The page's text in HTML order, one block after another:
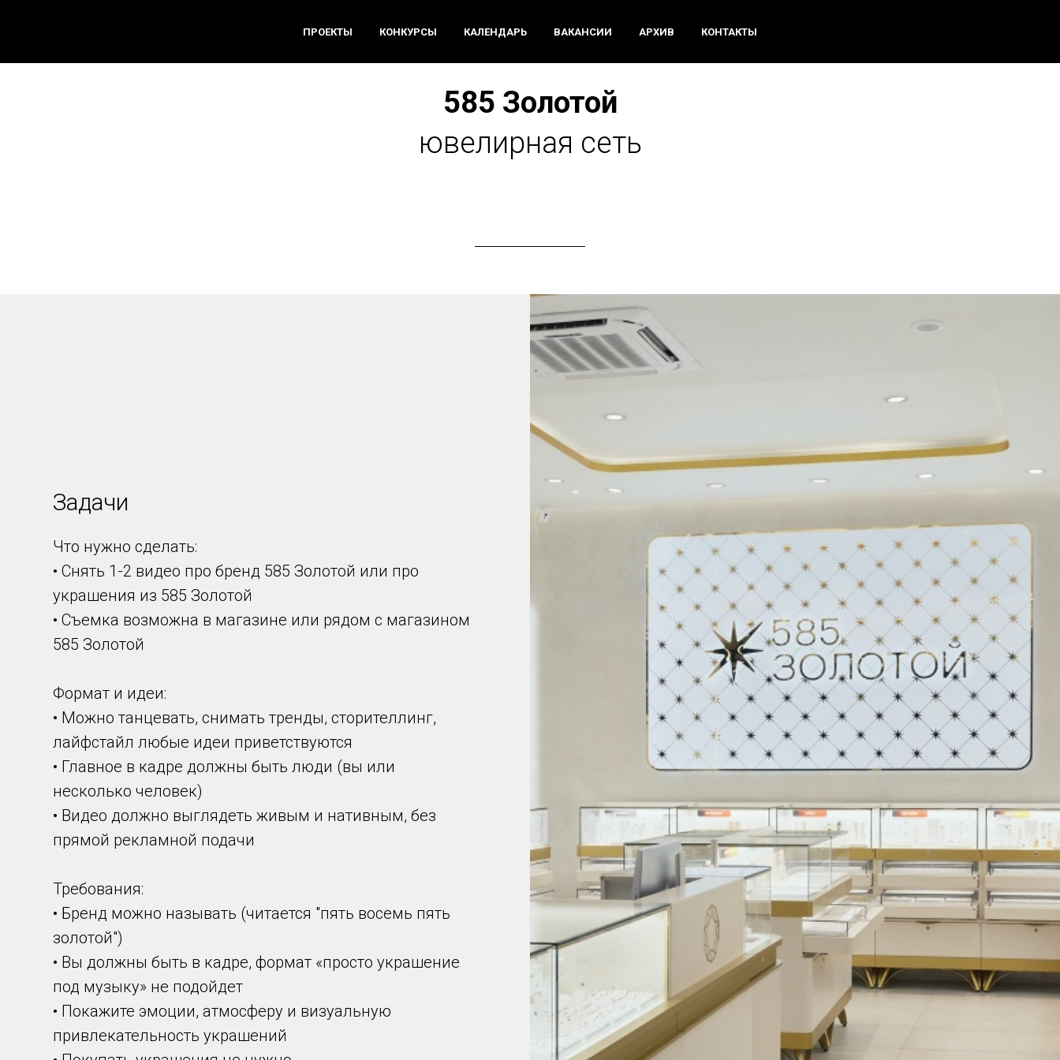
ПРОЕКТЫ КОНКУРСЫ КАЛЕНДАРЬ ВАКАНСИИ АРХИВ КОНТАКТЫ
585 Золотой
ювелирная сеть
Задачи
Что нужно сделать:
• Снять 1-2 видео про бренд 585 Золотой или про
украшения из 585 Золотой
• Съемка возможна в магазине или рядом с магазином
585 Золотой
Формат и идеи:
• Можно танцевать, снимать тренды, сторителлинг,
лайфстайл любые идеи приветствуются
• Главное в кадре должны быть люди (вы или
несколько человек)
• Видео должно выглядеть живым и нативным, без
прямой рекламной подачи
Требования:
• Бренд можно называть (читается "пять восемь пять
золотой")
• Вы должны быть в кадре, формат «просто украшение
под музыку» не подойдет
• Покажите эмоции, атмосферу и визуальную
привлекательность украшений